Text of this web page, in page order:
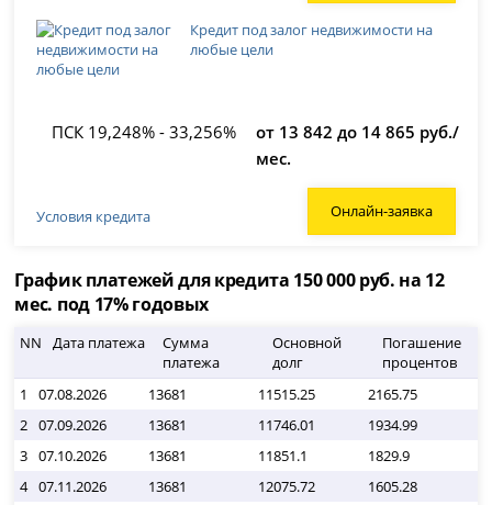
Кредит под залог недвижимости на
любые цели
ПСК 19,248% - 33,256%
от 13 842 до 14 865 руб./
мес.
Условия кредита Онлайн-заявка
График платежей для кредита 150 000 руб. на 12
мес. под 17% годовых
NN Дата платежа
Сумма
платежа
Основной
долг
Погашение
процентов
1
07.08.2026 13681 11515.25 2165.75
2 07.09.2026 13681 11746.01 1934.99
3 07.10.2026 13681 11851.1 1829.9
4 07.11.2026 13681 12075.72 1605.28